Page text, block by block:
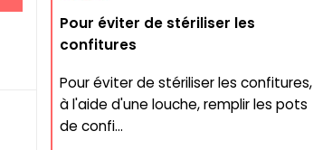
Pour éviter de stériliser les
confitures
Pour éviter de stériliser les confitures,
à l'aide d'une louche, remplir les pots
de confi...